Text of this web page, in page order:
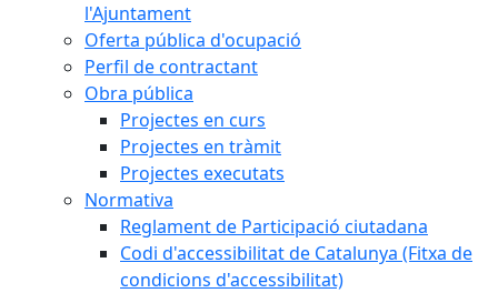
l'Ajuntament
Oferta pública d'ocupació
Perfil de contractant
Obra pública
Projectes en curs
Projectes en tràmit
Projectes executats
Normativa
Reglament de Participació ciutadana
Codi d'accessibilitat de Catalunya (Fitxa de
condicions d'accessibilitat)